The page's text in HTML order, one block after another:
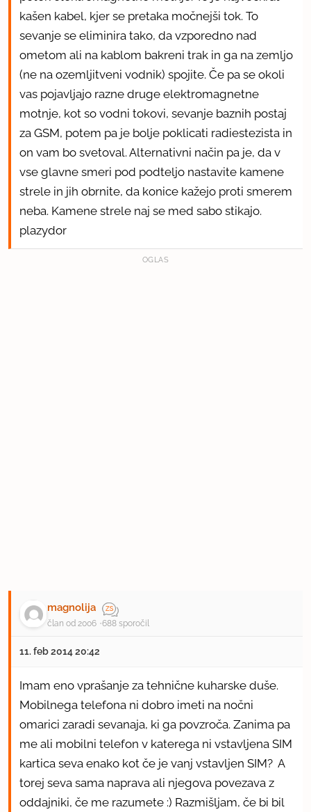
kašen kabel, kjer se pretaka močnejši tok. To
sevanje se eliminira tako, da vzporedno nad
ometom ali na kablom bakreni trak in ga na zemljo
(ne na ozemljitveni vodnik) spojite. Če pa se okoli
vas pojavljajo razne druge elektromagnetne
motnje, kot so vodni tokovi, sevanje baznih postaj
za GSM, potem pa je bolje poklicati radiestezista in
on vam bo svetoval. Alternativni način pa je, da v
vse glavne smeri pod podteljo nastavite kamene
strele in jih obrnite, da konice kažejo proti smerem
neba. Kamene strele naj se med sabo stikajo.
plazydor
OGLAS
magnolija
član od 2006 688 sporočil
11. feb 2014 20:42
Imam eno vprašanje za tehnične kuharske duše.
Mobilnega telefona ni dobro imeti na nočni
omarici zaradi sevanaja, ki ga povzroča. Zanima pa
me ali mobilni telefon v katerega ni vstavljena SIM
kartica seva enako kot če je vanj vstavljen SIM? A
torej seva sama naprava ali njegova povezava z
oddajniki, če me razumete :) Razmišljam, če bi bil